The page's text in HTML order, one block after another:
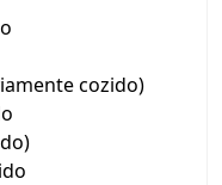
cozido)